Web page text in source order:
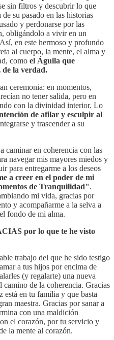
sin filtros y descubrir lo que
su pasado en las historias
y perdonarse por las
obligándolo a vivir en un
en este hermoso y profundo
al cuerpo, la mente, el alma y
como el Águila que
de la verdad.
ceremonia: en momentos,
no tener salida, pero en
con la divinidad interior. Lo
de afilar y esculpir al
y trascender a su
caminar en coherencia con las
navegar mis mayores miedos y
para entregarme a los deseos
a creer en el poder de mi
de Tranquilidad".
mi vida, gracias por
y acompañarme a la selva a
fondo de mi alma.
por lo que te he visto
trabajo del que he sido testigo
a tus hijos por encima de
(y regalarte) una nueva
de la coherencia. Gracias
en tu familia y que basta
maestra. Gracias por sanar a
con una maldición
el corazón, por tu servicio y
la mente al corazón.